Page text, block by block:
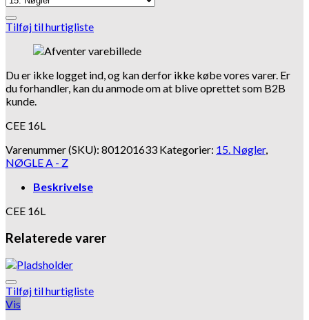
Tilføj til hurtigliste
Du er ikke logget ind, og kan derfor ikke købe vores varer. Er
du forhandler, kan du anmode om at blive oprettet som B2B
kunde.
CEE 16L
Varenummer (SKU): 801201633 Kategorier: 15. Nøgler,
NØGLE A - Z
Beskrivelse
CEE 16L
Relaterede varer
Tilføj til hurtigliste
Vis